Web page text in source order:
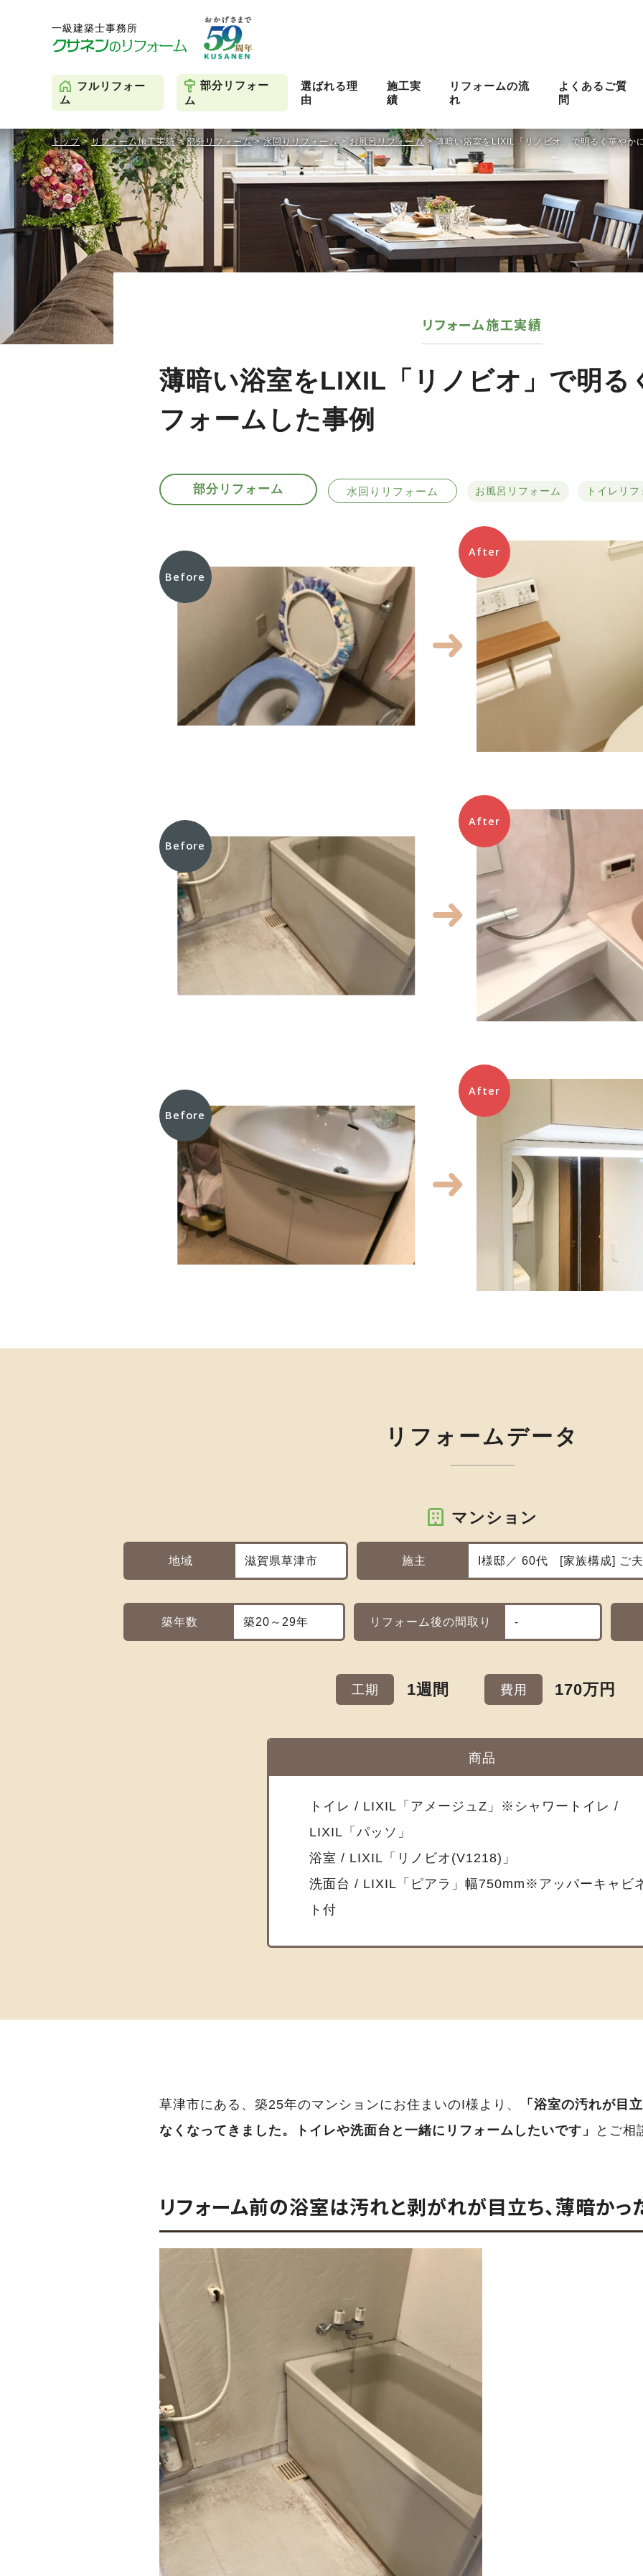
フルリフォー
ム
部分リフォー
ム
選ばれる理
由
施工実
績
リフォームの流
れ
よくあるご質
問
トップ>リフォーム施工実績>部分リフォーム>水回りリフォーム > お風呂リフォーム >薄暗い浴室をLIXIL「リノビオ」で明るく華やか
リフォーム施工実績
薄暗い浴室をLIXIL「リノビオ」で明る
フォームした事例
部分リフォーム 水回りリフォーム お風呂リフォーム トイレリ
Before
After
Before
After
Before
After
リフォームデータ
マンション
地域 滋賀県草津市 施主 I様邸／ 60代 家族構成 ご
築年数 築20～29年 リフォーム後の間取り -
工期 1週間 費用 170万円
商品
トイレ / LIXIL「アメージュZ」※シャワートイレ /
LIXIL「パッソ」
浴室 / LIXIL「リノビオ(V1218)」
洗面台 / LIXIL「ピアラ」幅750mm※アッパーキャビ
ト付
草津市にある、築25年のマンションにお住まいのI様より、
「浴室の汚れが目
なくなってきました。トイレや洗面台と一緒にリフォームしたいです」
とご相
リフォーム前の浴室は汚れと剥がれが目立ち、薄暗かっ